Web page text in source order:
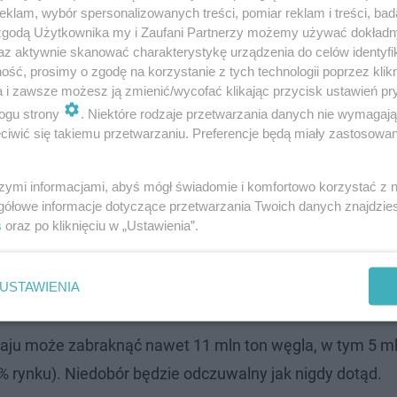
2022, od stycznia do kwietnia, węgiel podrożał
Łącznie od stycznia 2021 średnie ceny węgla wzrosły
który sprawdził ceny węgla w 32 składach we
zmieniać się z miesiąca na miesiąc. Ponadto
Choć kończy się sezon grzewczy, węgiel
części składów podkreśla się, że zapasy są na
może zabraknąć nawet 11 mln ton węgla, w tym 5
Niedobór będzie odczuwalny jak nigdy dotąd.
wybór spersonalizowanych treści, pomiar reklam i treści,
Użytkownika my i Zaufani Partnerzy możemy używać
aktywnie skanować charakterystykę urządzenia do celów
prosimy o zgodę na korzystanie z tych technologii poprzez
i zawsze możesz ją zmienić/wycofać klikając przycisk ustawień
strony
. Niektóre rodzaje przetwarzania danych nie
się takiemu przetwarzaniu. Preferencje będą miały
informacjami, abyś mógł świadomie i komfortowo korzystać z
informacje dotyczące przetwarzania Twoich danych
oraz po kliknięciu w „Ustawienia”.
USTAWIENIA